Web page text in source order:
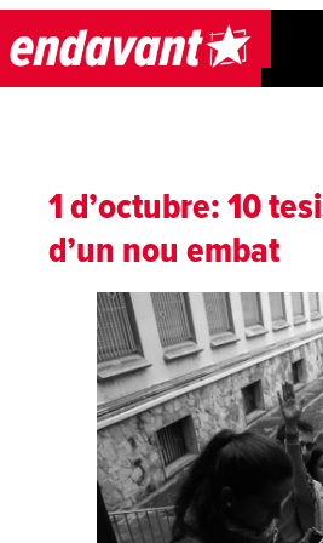
Skip to content
1 d’octubre: 10
d’un nou embat